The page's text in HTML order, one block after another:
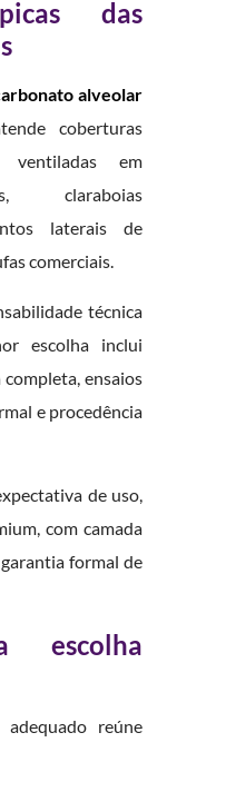
das
alveolar
coberturas
ventiladas em
claraboias
laterais de
comerciais.
técnica
escolha inclui
ensaios
e procedência
de uso,
com camada
formal de
escolha
reúne